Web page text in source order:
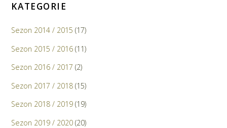
KATEGORIE
Sezon 2014 / 2015 (17)
Sezon 2015 / 2016 (11)
Sezon 2016 / 2017 (2)
Sezon 2017 / 2018 (15)
Sezon 2018 / 2019 (19)
Sezon 2019 / 2020 (20)